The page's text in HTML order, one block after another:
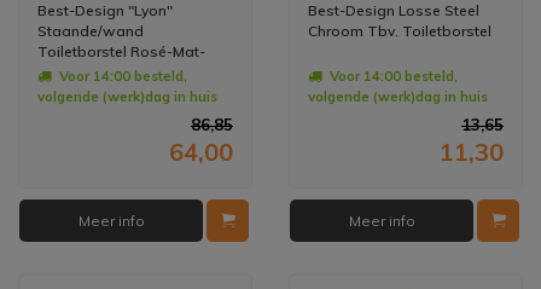
Best-Design "Lyon"
Staande/wand
Toiletborstel Rosé-Mat-
GoudVoor 14:00 besteld,
volgende (werk)dag in huis
86,85
64,00
Meer info
Best-Design Losse Steel
Chroom Tbv. Toiletborstel
Voor 14:00 besteld,
volgende (werk)dag in huis
13,65
11,30
Meer info